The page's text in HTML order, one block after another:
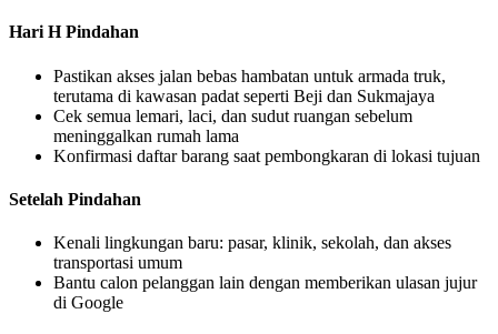
Hari H Pindahan
Pastikan akses jalan bebas hambatan untuk armada truk,
terutama di kawasan padat seperti Beji dan Sukmajaya
Cek semua lemari, laci, dan sudut ruangan sebelum
meninggalkan rumah lama
Konfirmasi daftar barang saat pembongkaran di lokasi tujuan
Setelah Pindahan
Kenali lingkungan baru: pasar, klinik, sekolah, dan akses
transportasi umum
Bantu calon pelanggan lain dengan memberikan ulasan jujur
di Google